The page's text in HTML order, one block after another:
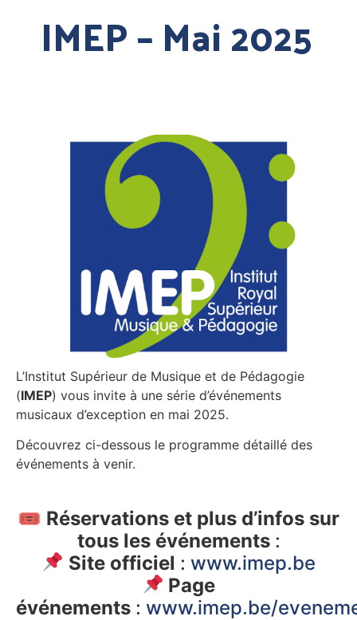
IMEP – Mai 2025
L’Institut Supérieur de Musique et de Pédagogie
(IMEP) vous invite à une série d’événements
musicaux d’exception en mai 2025.
Découvrez ci-dessous le programme détaillé des
événements à venir.
🎟 Réservations et plus d’infos sur
tous les événements:
Site officiel : www.imep.be
Page
événements : www.imep.be/